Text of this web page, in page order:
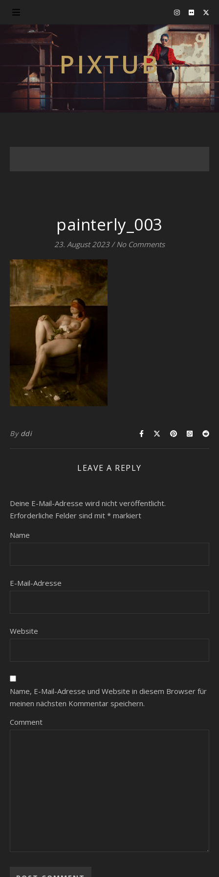
PIXTUB
painterly_003
23. August 2023 / No Comments
By ddi
LEAVE A REPLY
Deine E-Mail-Adresse wird nicht veröffentlicht.
Erforderliche Felder sind mit * markiert
Name
E-Mail-Adresse
Website
Name, E-Mail-Adresse und Website in diesem Browser für
meinen nächsten Kommentar speichern.
Comment